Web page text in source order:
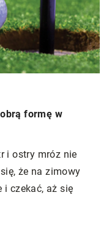
formę w
i ostry mróz nie
że na zimowy
czekać, aż się